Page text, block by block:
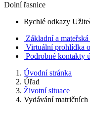
Dolní řasnice
Rychlé odkazy
Základní a mateřská
Virtuální prohlídka
Podrobné kontakty
Úvodní stránka
Úřad
Životní situace
Vydávání